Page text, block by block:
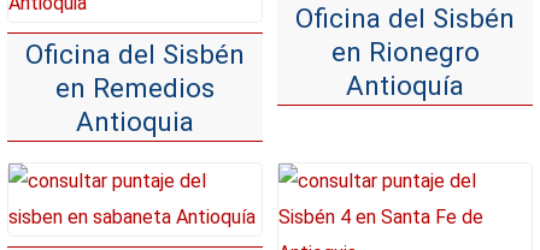
Oficina del Sisbén
en Remedios
Antioquia
Oficina del Sisbén
en Rionegro
Antioquía